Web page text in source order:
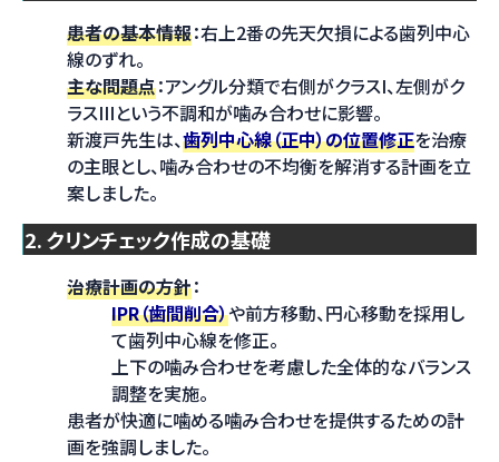
患者の基本情報：右上2番の先天欠損による歯列中心
線のずれ。
主な問題点：アングル分類で右側がクラスI、左側がク
ラスIIIという不調和が噛み合わせに影響。
新渡戸先生は、歯列中心線（正中）の位置修正を治療
の主眼とし、噛み合わせの不均衡を解消する計画を立
案しました。
2. クリンチェック作成の基礎
治療計画の方針：
IPR（歯間削合）や前方移動、円心移動を採用し
て歯列中心線を修正。
上下の噛み合わせを考慮した全体的なバランス
調整を実施。
患者が快適に噛める噛み合わせを提供するための計
画を強調しました。